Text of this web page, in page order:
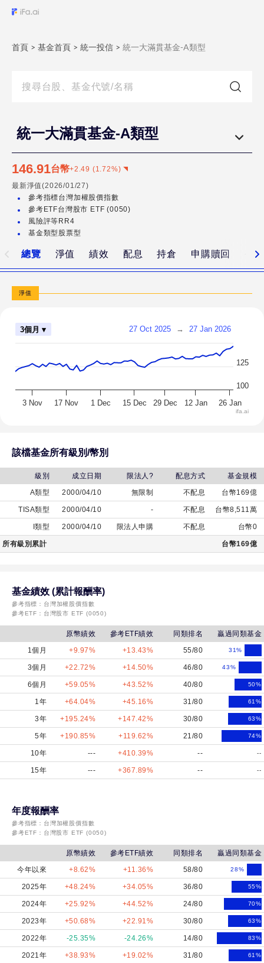
首頁 > 基金首頁 > 統一投信 > 統一大滿貫基金-A類型
統一大滿貫基金-A類型
統
大
A
類
統一
貫基
金-
TISA
類型
統
146.91台幣+2.49 (1.72%)
最新淨值(2026/01/27)
參考指標台灣加權股價指數
參考ETF台灣股市 ETF (0050)
風險評等 RR4
基金類型 股票型
總覽 淨值 績效 配息 持倉 申購贖回 公
淨值
3 Nov 17 Nov 1 Dec 15 Dec 29 Dec 12 Jan 26 Jan
100
125
3個月 ▾ 27 Oct 2025 → 27 Jan 2026
ifa.ai
該檔基金所有級別/幣別
級別 成立日期 限法人? 配息方式
基金規模
A類型
2000/04/10 無限制 不配息 台幣169億
TISA類型 2000/04/10 - 不配息 台幣8,511萬
I類型 2000/04/10 限法人申購 不配息 台幣0
所有級別累計 台幣169億
基金績效 (累計報酬率)
參考指標： 台灣加權股價指數
參考ETF： 台灣股市 ETF (0050)
原幣績效 參考ETF績效 同類排名
贏過同類基金
1個月
+9.97% +13.43% 55/80 31%
3個月 +22.72% +14.50% 46/80 43%
6個月 +59.05% +43.52% 40/80 50%
1年 +64.04% +45.16% 31/80 61%
3年 +195.24% +147.42% 30/80 63%
5年 +190.85% +119.62% 21/80 74%
10年 --- +410.39% -- --
15年 --- +367.89% -- --
年度報酬率
參考指標： 台灣加權股價指數
參考ETF： 台灣股市 ETF (0050)
原幣績效 參考ETF績效 同類排名
贏過同類基金
今年以來
+8.62% +11.36% 58/80 28%
2025年 +48.24% +34.05% 36/80 55%
2024年 +25.92% +44.52% 24/80 70%
2023年 +50.68% +22.91% 30/80 63%
2022年 -25.35% -24.26% 14/80 83%
2021年 +38.93% +19.02% 31/80 61%